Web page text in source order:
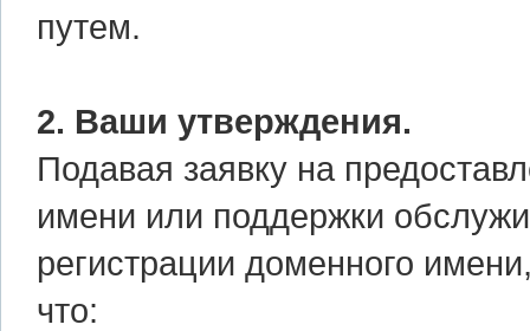
путем.
2. Ваши утверждения.
Подавая заявку на
имени или поддержки
регистрации доменного
что: